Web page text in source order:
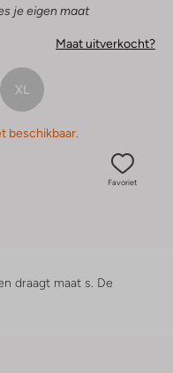
je eigen maat
Maat uitverkocht?
XL
beschikbaar.
Favoriet
draagt maat s. De